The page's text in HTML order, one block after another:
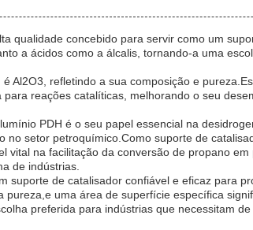
qualidade concebido para servir como um
a ácidos como a álcalis, tornando-a uma
Al2O3, refletindo a sua composição e
reações catalíticas, melhorando o seu
PDH é o seu papel essencial na
no setor petroquímico.Como suporte de
vital na facilitação da conversão de propano em
de indústrias.
suporte de catalisador confiável e eficaz para
uma área de superfície específica
preferida para indústrias que necessitam